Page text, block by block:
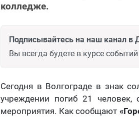
колледже.
Подписывайтесь на наш канал в
Вы всегда будете в курсе событий
Сегодня в Волгограде в знак
учреждении погиб 21 человек,
мероприятия. Как сообщают